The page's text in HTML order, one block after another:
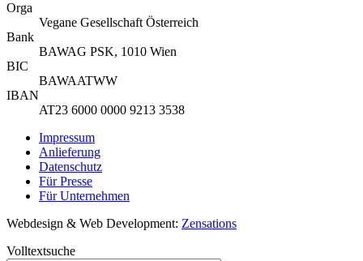
Orga
Vegane Gesellschaft Österreich
Bank
BAWAG PSK, 1010 Wien
BIC
BAWAATWW
IBAN
AT23 6000 0000 9213 3538
Impressum
Anlieferung
Datenschutz
Für Presse
Für Unternehmen
Webdesign & Web Development: Zensations
Volltextsuche